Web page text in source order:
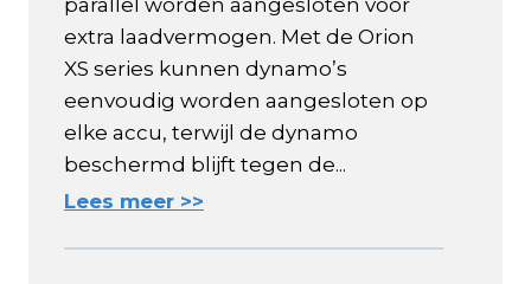
parallel worden aangesloten voor
extra laadvermogen. Met de Orion
XS series kunnen dynamo’s
eenvoudig worden aangesloten op
elke accu, terwijl de dynamo
beschermd blijft tegen de...
Lees meer >>